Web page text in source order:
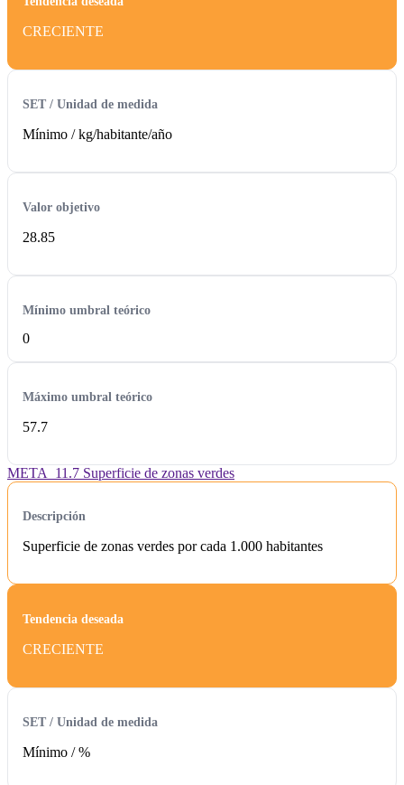
CRECIENTE
SET / Unidad de medida
Mínimo /kg/habitante/año
Valor objetivo
28.85
Mínimo umbral teórico
0
Máximo umbral teórico
57.7
META_11.7 Superficie de zonas verdes
Descripción
Superficie de zonas verdes por cada 1.000 habitantes
Tendencia deseada
CRECIENTE
SET / Unidad de medida
Mínimo /%